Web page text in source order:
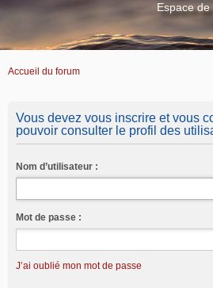
Espace
Accueil du forum
Vous devez vous inscrire et vous
pouvoir consulter le profil des
Nom d’utilisateur :
Mot de passe :
J’ai oublié mon mot de passe